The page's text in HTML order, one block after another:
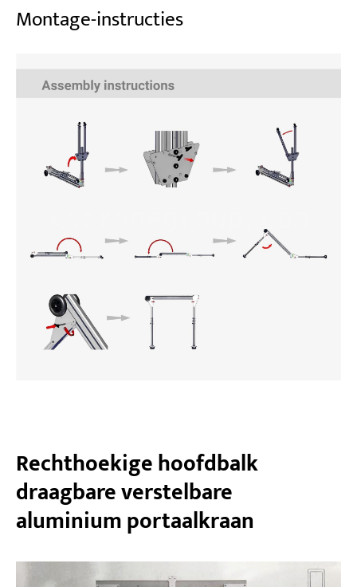
Montage-instructies
Rechthoekige hoofdbalk
draagbare verstelbare
aluminium portaalkraan